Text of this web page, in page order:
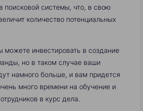
поисковой системы, что, в свою
количество потенциальных
можете инвестировать в создание
но в таком случае ваши
намного больше, и вам придется
много времени на обучение и
в курс дела.